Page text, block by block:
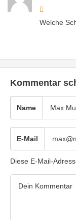
Welche
Kommentar
Name
E-Mail
Diese E-Mail-